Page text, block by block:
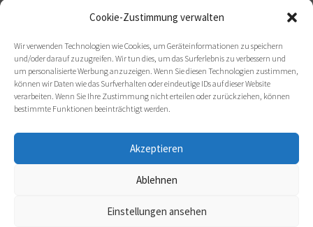
Cookie-Zustimmung verwalten
Wir verwenden Technologien wie Cookies, um Geräteinformationen zu speichern
und/oder darauf zuzugreifen. Wir tun dies, um das Surferlebnis zu verbessern und
um personalisierte Werbung anzuzeigen. Wenn Sie diesen Technologien zustimmen,
können wir Daten wie das Surfverhalten oder eindeutige IDs auf dieser Website
verarbeiten. Wenn Sie Ihre Zustimmung nicht erteilen oder zurückziehen, können
bestimmte Funktionen beeinträchtigt werden.
Akzeptieren
Ablehnen
Einstellungen ansehen
REVIEWS
3. OKTOBER 2025